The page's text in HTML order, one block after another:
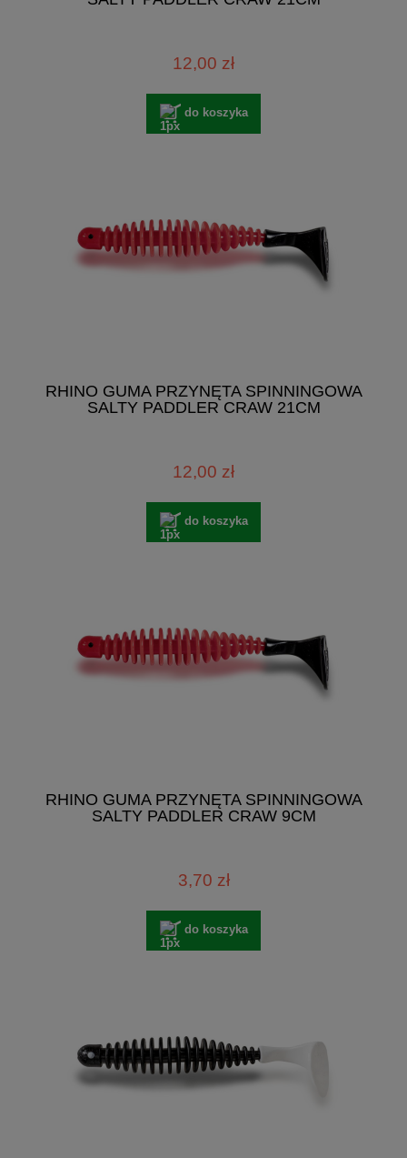
12,00 zł
do koszyka
RHINO GUMA PRZYNĘTA SPINNINGOWA
SALTY PADDLER CRAW 21CM
12,00 zł
do koszyka
RHINO GUMA PRZYNĘTA SPINNINGOWA
SALTY PADDLER CRAW 9CM
3,70 zł
do koszyka